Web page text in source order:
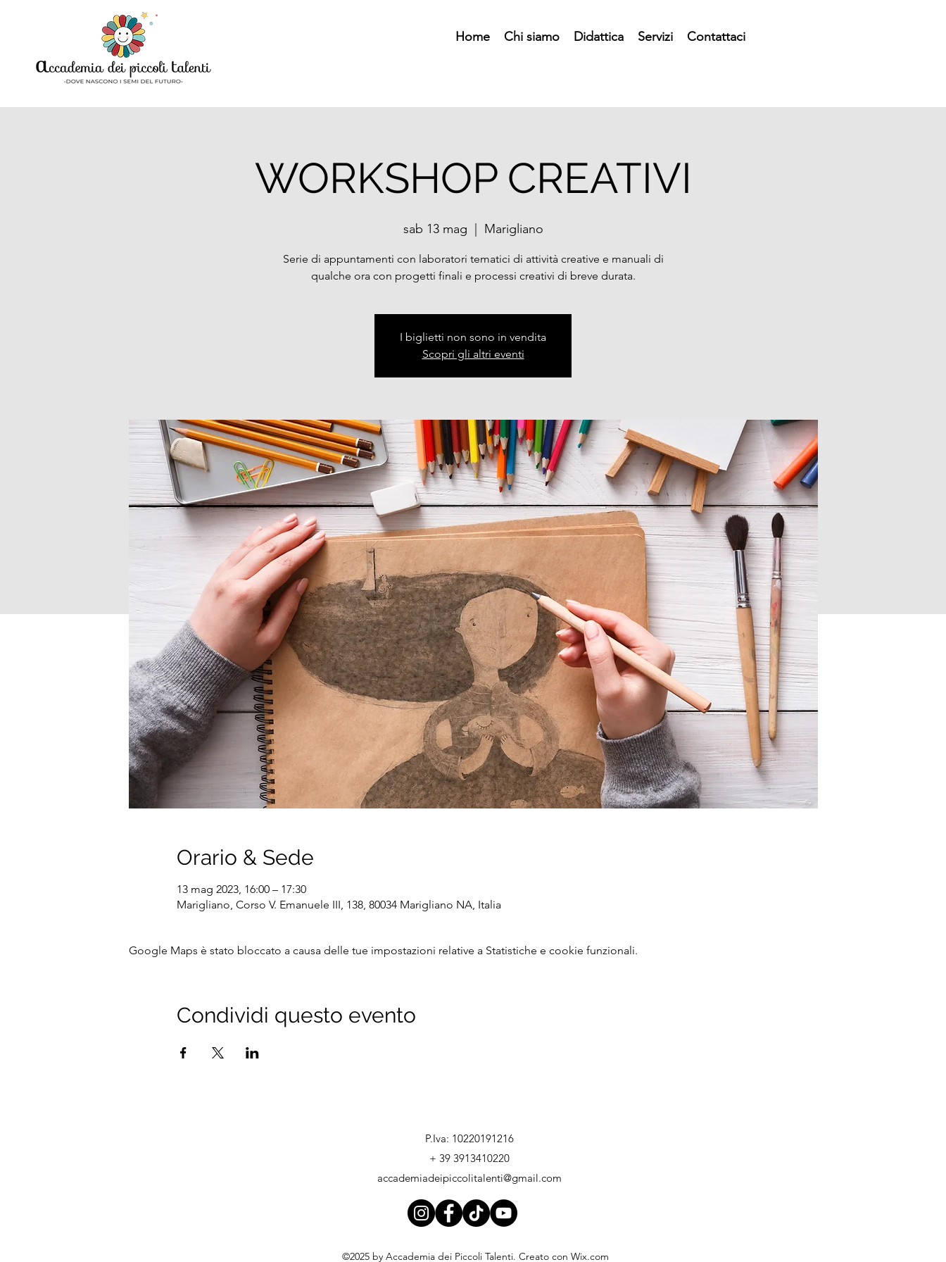
Home Chi siamo Didattica Servizi Contattaci
WORKSHOP CREATIVI
sab 13 mag Marigliano
Serie di appuntamenti con laboratori tematici di attività creative e manuali di
qualche ora con progetti finali e processi creativi di breve durata.
I biglietti non sono in vendita
Scopri gli altri eventi
Orario & Sede
13 mag 2023, 16:00 – 17:30
Marigliano, Corso V. Emanuele III, 138, 80034 Marigliano NA, Italia
Google Maps è stato bloccato a causa delle tue impostazioni relative a Statistiche e cookie funzionali.
Condividi questo evento
P.Iva: 10220191216
+ 39 3913410220
accademiadeipiccolitalenti@gmail.com
©2025 by Accademia dei Piccoli Talenti. Creato con Wix.com